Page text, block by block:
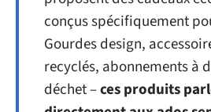
conçus spécifiquement
Gourdes design,
recyclés, abonnements à
déchet –ces produits